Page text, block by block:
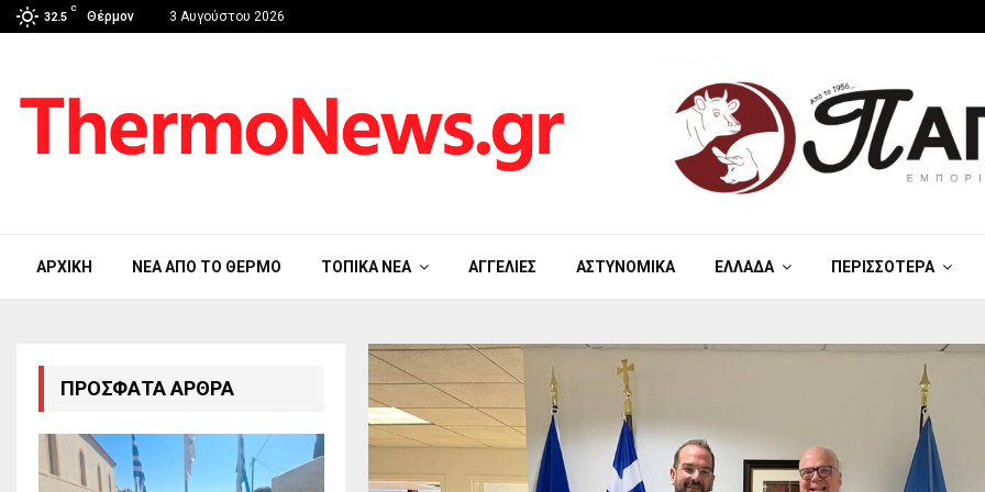
32.5
C
Θέρμον 3 Αυγούστου 2026
ΑΡΧΙΚΉ ΝΈΑ ΑΠΟ ΤΟ ΘΈΡΜΟ ΤΟΠΙΚΆ ΝΈΑ ΑΓΓΕΛΊΕΣ ΑΣΤΥΝΟΜΙΚΆ ΕΛΛΆΔΑ ΠΕΡΙΣΣΌΤΕΡΑ
ΠΡΌΣΦΑΤΑ ΆΡΘΡΑ